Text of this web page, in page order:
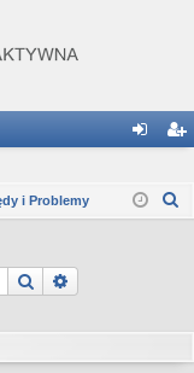
og ej
i Problemy
j
Szukaj